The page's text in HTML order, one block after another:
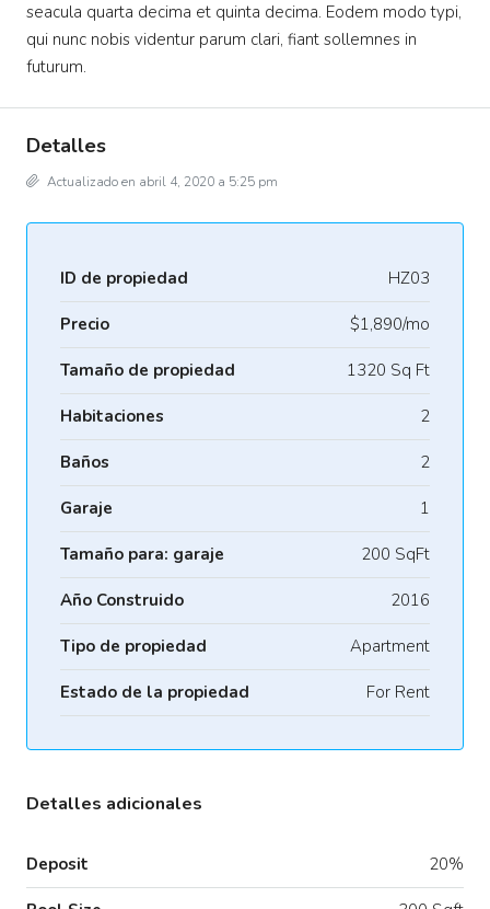
seacula quarta decima et quinta decima. Eodem modo typi,
qui nunc nobis videntur parum clari, fiant sollemnes in
futurum.
Detalles
Actualizado en abril 4, 2020 a 5:25 pm
ID de propiedad HZ03
Precio $1,890/mo
Tamaño de propiedad 1320 Sq Ft
Habitaciones 2
Baños 2
Garaje 1
Tamaño para: garaje 200 SqFt
Año Construido 2016
Tipo de propiedad Apartment
Estado de la propiedad For Rent
Detalles adicionales
Deposit 20%